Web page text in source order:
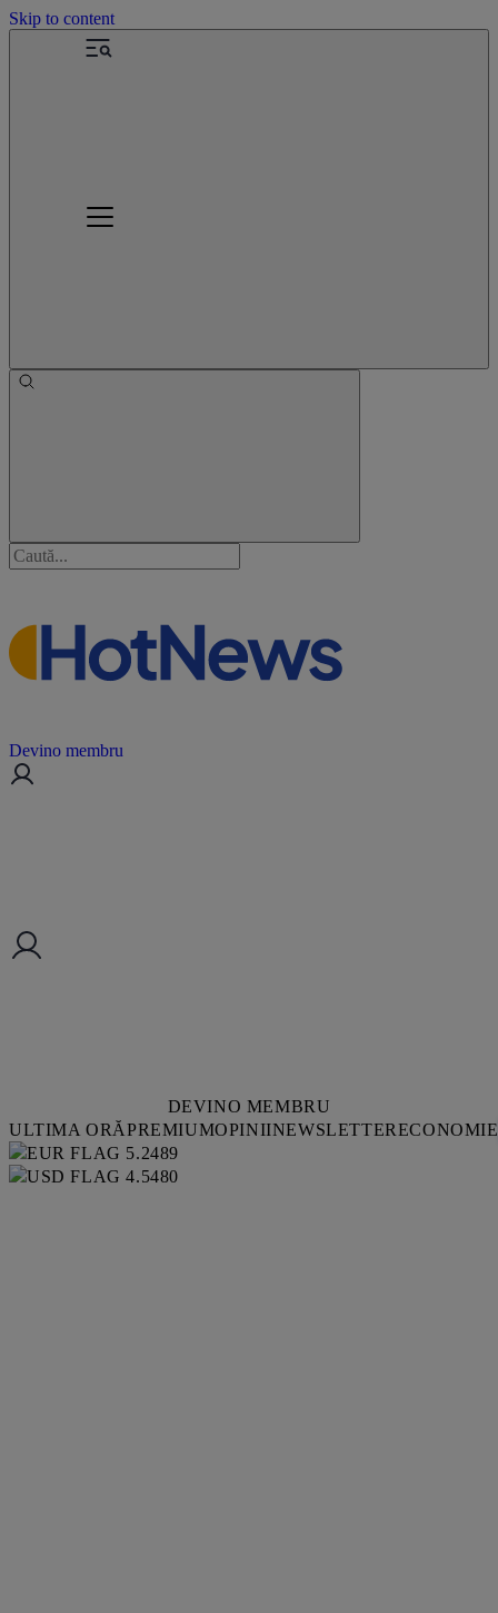
Skip to content
Devino membru
DEVINO MEMBRU
ULTIMA ORĂPREMIUMOPINIINEWSLETTERECONOMIE
5.2489
4.5480